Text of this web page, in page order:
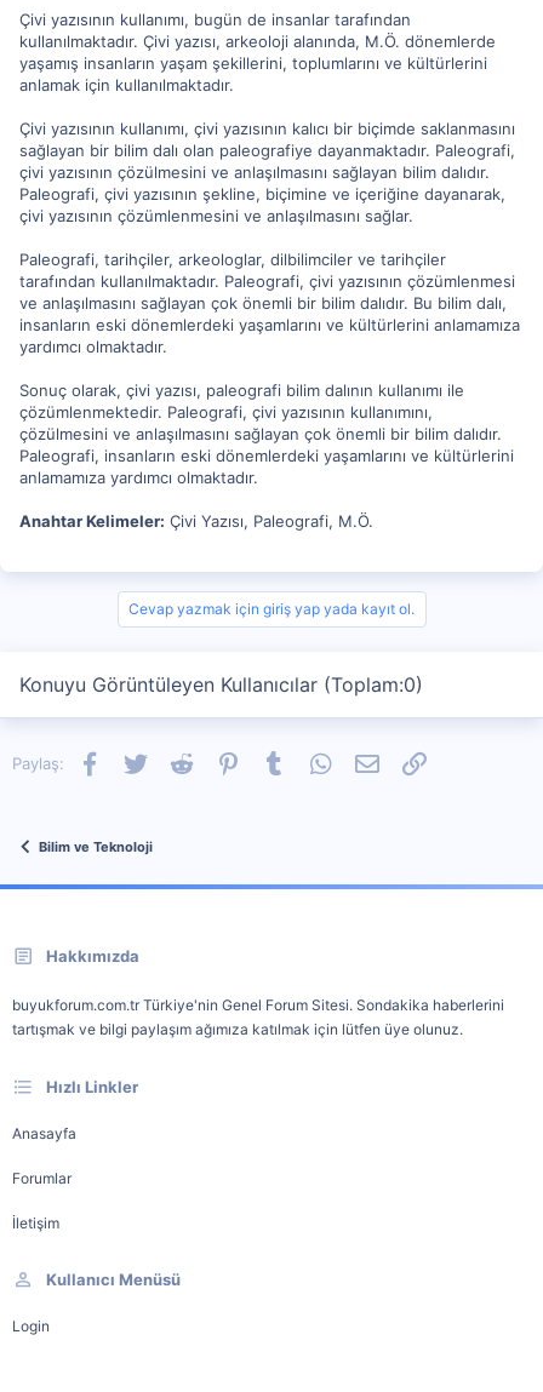
Çivi yazısının kullanımı, bugün de insanlar tarafından
kullanılmaktadır. Çivi yazısı, arkeoloji alanında, M.Ö. dönemlerde
yaşamış insanların yaşam şekillerini, toplumlarını ve kültürlerini
anlamak için kullanılmaktadır.
Çivi yazısının kullanımı, çivi yazısının kalıcı bir biçimde saklanmasını
sağlayan bir bilim dalı olan paleografiye dayanmaktadır. Paleografi,
çivi yazısının çözülmesini ve anlaşılmasını sağlayan bilim dalıdır.
Paleografi, çivi yazısının şekline, biçimine ve içeriğine dayanarak,
çivi yazısının çözümlenmesini ve anlaşılmasını sağlar.
Paleografi, tarihçiler, arkeologlar, dilbilimciler ve tarihçiler
tarafından kullanılmaktadır. Paleografi, çivi yazısının çözümlenmesi
ve anlaşılmasını sağlayan çok önemli bir bilim dalıdır. Bu bilim dalı,
insanların eski dönemlerdeki yaşamlarını ve kültürlerini anlamamıza
yardımcı olmaktadır.
Sonuç olarak, çivi yazısı, paleografi bilim dalının kullanımı ile
çözümlenmektedir. Paleografi, çivi yazısının kullanımını,
çözülmesini ve anlaşılmasını sağlayan çok önemli bir bilim dalıdır.
Paleografi, insanların eski dönemlerdeki yaşamlarını ve kültürlerini
anlamamıza yardımcı olmaktadır.
Anahtar Kelimeler: Çivi Yazısı, Paleografi, M.Ö.
Cevap yazmak için giriş yap yada kayıt ol.
Konuyu Görüntüleyen Kullanıcılar (Toplam:0)
Paylaş: Facebook
TwitterReddit PinterestTumblrWhatsApp
E-postaLink
Bilim ve Teknoloji
Hakkımızda
buyukforum.com.tr Türkiye'nin Genel Forum Sitesi. Sondakika haberlerini
tartışmak ve bilgi paylaşım ağımıza katılmak için lütfen üye olunuz.
Hızlı Linkler
Anasayfa
Forumlar
İletişim
Kullanıcı Menüsü
Login